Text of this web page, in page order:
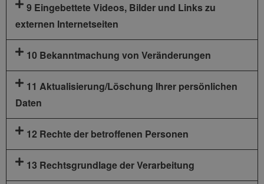
9 Eingebettete Videos, Bilder und Links zu
externen Internetseiten
10 Bekanntmachung von Veränderungen
11 Aktualisierung/Löschung Ihrer persönlichen
Daten
12 Rechte der betroffenen Personen
13 Rechtsgrundlage der Verarbeitung